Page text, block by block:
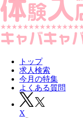
トップ
求人検索
今月の特集
よくある質問
X